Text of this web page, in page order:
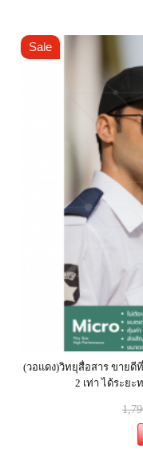
Sale
(วอแดง)วิทยุสื่อสาร ขายดี
2 เท่า ได้ระยะ